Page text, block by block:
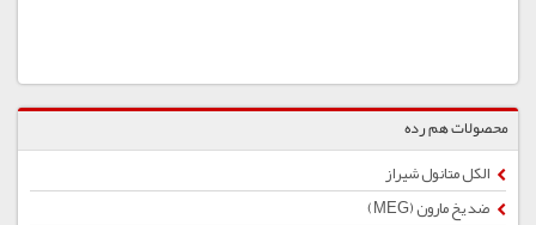
محصولات هم رده
الکل متانول شیراز
ضد یخ مارون (MEG)